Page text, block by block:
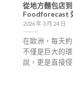
從地方麵包店
Foodforecast
2026 年 3 月 24 日
在歐洲，每天
不僅是巨大的
說，更是直接